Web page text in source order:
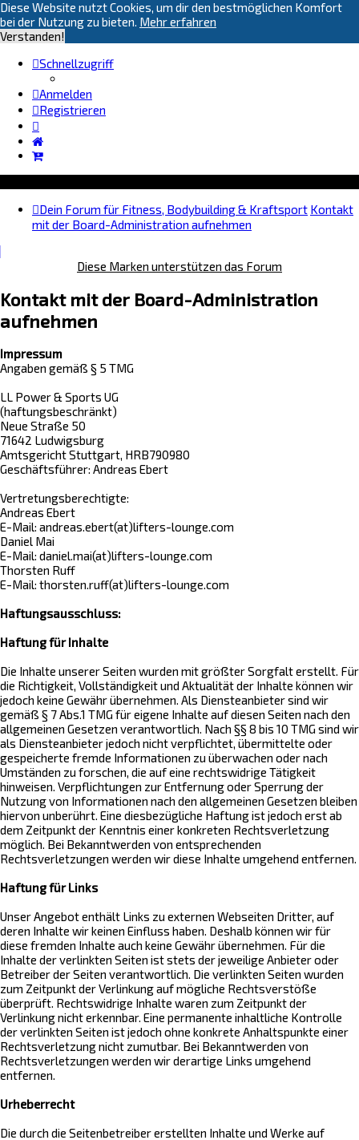
Diese Website nutzt Cookies, um dir den bestmöglichen Komfort
bei der Nutzung zu bieten. Mehr erfahren
Verstanden!
Schnellzugriff
Anmelden
Registrieren
Dein Forum für Fitness, Bodybuilding & Kraftsport Kontakt
mit der Board-Administration aufnehmen
Diese Marken unterstützen das Forum
Kontakt mit der Board-Administration
aufnehmen
Impressum
Angaben gemäß § 5 TMG
LL Power & Sports UG
(haftungsbeschränkt)
Neue Straße 50
71642 Ludwigsburg
Amtsgericht Stuttgart, HRB790980
Geschäftsführer: Andreas Ebert
Vertretungsberechtigte:
Andreas Ebert
E-Mail: andreas.ebert(at)lifters-lounge.com
Daniel Mai
E-Mail: daniel.mai(at)lifters-lounge.com
Thorsten Ruff
E-Mail: thorsten.ruff(at)lifters-lounge.com
Haftungsausschluss:
Haftung für Inhalte
Die Inhalte unserer Seiten wurden mit größter Sorgfalt erstellt. Für
die Richtigkeit, Vollständigkeit und Aktualität der Inhalte können wir
jedoch keine Gewähr übernehmen. Als Diensteanbieter sind wir
gemäß § 7 Abs.1 TMG für eigene Inhalte auf diesen Seiten nach den
allgemeinen Gesetzen verantwortlich. Nach §§ 8 bis 10 TMG sind wir
als Diensteanbieter jedoch nicht verpflichtet, übermittelte oder
gespeicherte fremde Informationen zu überwachen oder nach
Umständen zu forschen, die auf eine rechtswidrige Tätigkeit
hinweisen. Verpflichtungen zur Entfernung oder Sperrung der
Nutzung von Informationen nach den allgemeinen Gesetzen bleiben
hiervon unberührt. Eine diesbezügliche Haftung ist jedoch erst ab
dem Zeitpunkt der Kenntnis einer konkreten Rechtsverletzung
möglich. Bei Bekanntwerden von entsprechenden
Rechtsverletzungen werden wir diese Inhalte umgehend entfernen.
Haftung für Links
Unser Angebot enthält Links zu externen Webseiten Dritter, auf
deren Inhalte wir keinen Einfluss haben. Deshalb können wir für
diese fremden Inhalte auch keine Gewähr übernehmen. Für die
Inhalte der verlinkten Seiten ist stets der jeweilige Anbieter oder
Betreiber der Seiten verantwortlich. Die verlinkten Seiten wurden
zum Zeitpunkt der Verlinkung auf mögliche Rechtsverstöße
überprüft. Rechtswidrige Inhalte waren zum Zeitpunkt der
Verlinkung nicht erkennbar. Eine permanente inhaltliche Kontrolle
der verlinkten Seiten ist jedoch ohne konkrete Anhaltspunkte einer
Rechtsverletzung nicht zumutbar. Bei Bekanntwerden von
Rechtsverletzungen werden wir derartige Links umgehend
entfernen.
Urheberrecht
Die durch die Seitenbetreiber erstellten Inhalte und Werke auf